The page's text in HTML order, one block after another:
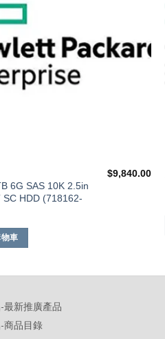
6G SAS 10K 2.5in
SC HDD (718162-
$9,840.00
車
最新推廣產品
商品目錄